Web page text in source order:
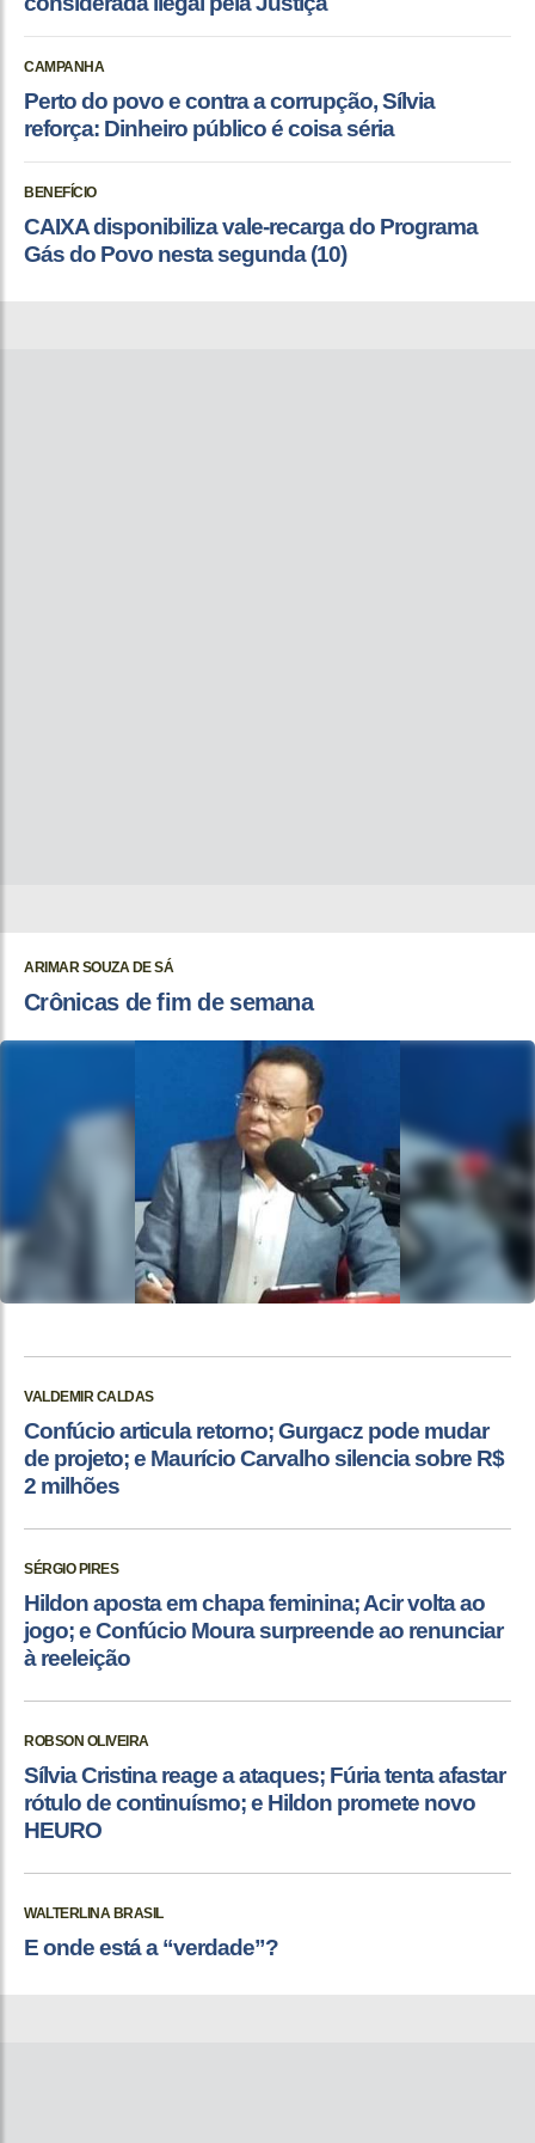
CAMPANHA
Perto do povo e contra a corrupção, Sílvia
reforça: Dinheiro público é coisa séria
BENEFÍCIO
CAIXA disponibiliza vale-recarga do Programa
Gás do Povo nesta segunda (10)
ARIMAR SOUZA DE SÁ
Crônicas de fim de semana
VALDEMIR CALDAS
Confúcio articula retorno; Gurgacz pode mudar
de projeto; e Maurício Carvalho silencia sobre R$
2 milhões
SÉRGIO PIRES
Hildon aposta em chapa feminina; Acir volta ao
jogo; e Confúcio Moura surpreende ao renunciar
à reeleição
ROBSON OLIVEIRA
Sílvia Cristina reage a ataques; Fúria tenta afastar
rótulo de continuísmo; e Hildon promete novo
HEURO
WALTERLINA BRASIL
E onde está a “verdade”?